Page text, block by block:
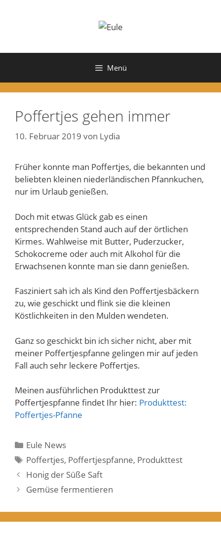
Menü
Poffertjes gehen immer
10. Februar 2019 von Lydia
Früher konnte man Poffertjes, die bekannten und
beliebten kleinen niederländischen Pfannkuchen,
nur im Urlaub genießen.
Doch mit etwas Glück gab es einen
entsprechenden Stand auch auf der örtlichen
Kirmes. Wahlweise mit Butter, Puderzucker,
Schokocreme oder auch mit Alkohol für die
Erwachsenen konnte man sie dann genießen.
Fasziniert sah ich als Kind den Poffertjesbäckern
zu, wie geschickt und flink sie die kleinen
Köstlichkeiten in den Mulden wendeten.
Ganz so geschickt bin ich sicher nicht, aber mit
meiner Poffertjespfanne gelingen mir auf jeden
Fall auch sehr leckere Poffertjes.
Meinen ausführlichen Produkttest zur
Poffertjespfanne findet Ihr hier: Produkttest:
Poffertjes-Pfanne
Kategorien
Eule News
Schlagwörter
Poffertjes, Poffertjespfanne, Produkttest
Honig der Süße Saft
Gemüse fermentieren